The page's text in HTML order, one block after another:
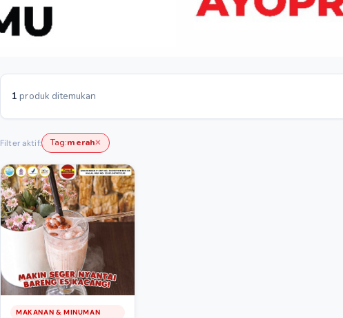
1 produk ditemukan
Filter aktif: Tag:merah✕
MAKANAN & MINUMAN